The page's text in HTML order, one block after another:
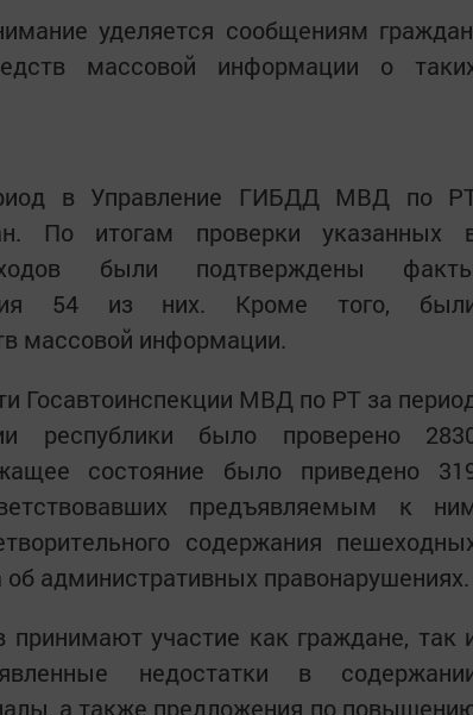
уделяется сообщениям
массовой информации о
в Управление ГИБДД МВД по
По итогам проверки указанных
были подтверждены
54 из них. Кроме того,
массовой информации.
Госавтоинспекции МВД по РТ за
республики было проверено
состояние было приведено
предъявляемым к
содержания
административных правонарушениях.
участие как граждане, так
недостатки в
а также предложения по